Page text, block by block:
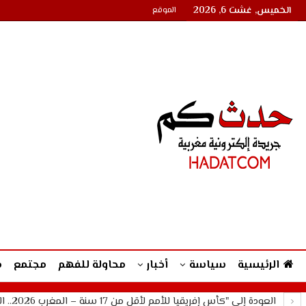
الخميس, غشت 6, 2026 الموقع
الرئيسية سياسة أخبار محاولة للفهم مجتمع
العودة إلى "كأس إفريقيا للأمم لأقل من 17 سنة – المغرب 2026.. المنتخب المغربي يواجه نظيره السنغالي في نصف…"